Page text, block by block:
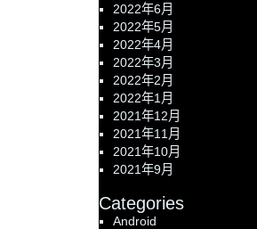
2022年6月
2022年5月
2022年4月
2022年3月
2022年2月
2022年1月
2021年12月
2021年11月
2021年10月
2021年9月
Categories
Android